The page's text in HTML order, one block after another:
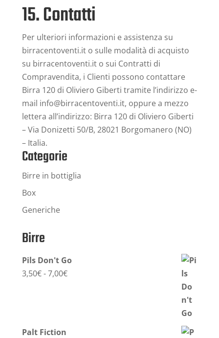
15. Contatti
Per ulteriori informazioni e assistenza su
birracentoventi.it o sulle modalità di acquisto
su birracentoventi.it o sui Contratti di
Compravendita, i Clienti possono contattare
Birra 120 di Oliviero Giberti tramite l’indirizzo e-
mail info@birracentoventi.it, oppure a mezzo
lettera all’indirizzo: Birra 120 di Oliviero Giberti
– Via Donizetti 50/B, 28021 Borgomanero (NO)
– Italia.
Categorie
Birre in bottiglia
Box
Generiche
Birre
Pils Don't Go
3,50€-7,00€Fascia
Palt Fiction